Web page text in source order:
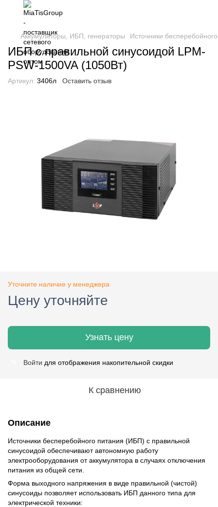
Аккумуляторы, ИБП, генераторы Источники
ИБП с правильной синусоидой LPM-
PSW-1500VA (1050Вт)
Артикул: 3406л Оставить отзыв
Уточните наличие у менеджера
Цену уточняйте
Узнать цену
Войти для отображения накопительной скидки
К сравнению
Описание
Источники бесперебойного питания (ИБП) с правильной
синусоидой обеспечивают автономную работу
электрооборудования от аккумулятора в случаях отключения
питания из общей сети.
Форма выходного напряжения в виде правильной (чистой)
синусоиды позволяет использовать ИБП данного типа для
электрической техники: